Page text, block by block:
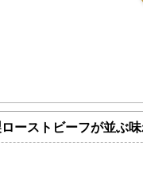
ーストビーフが並ぶ